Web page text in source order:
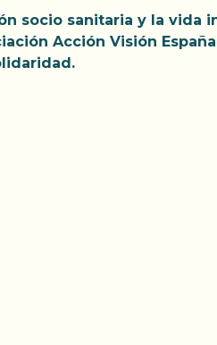
socio sanitaria y la vida
Acción Visión